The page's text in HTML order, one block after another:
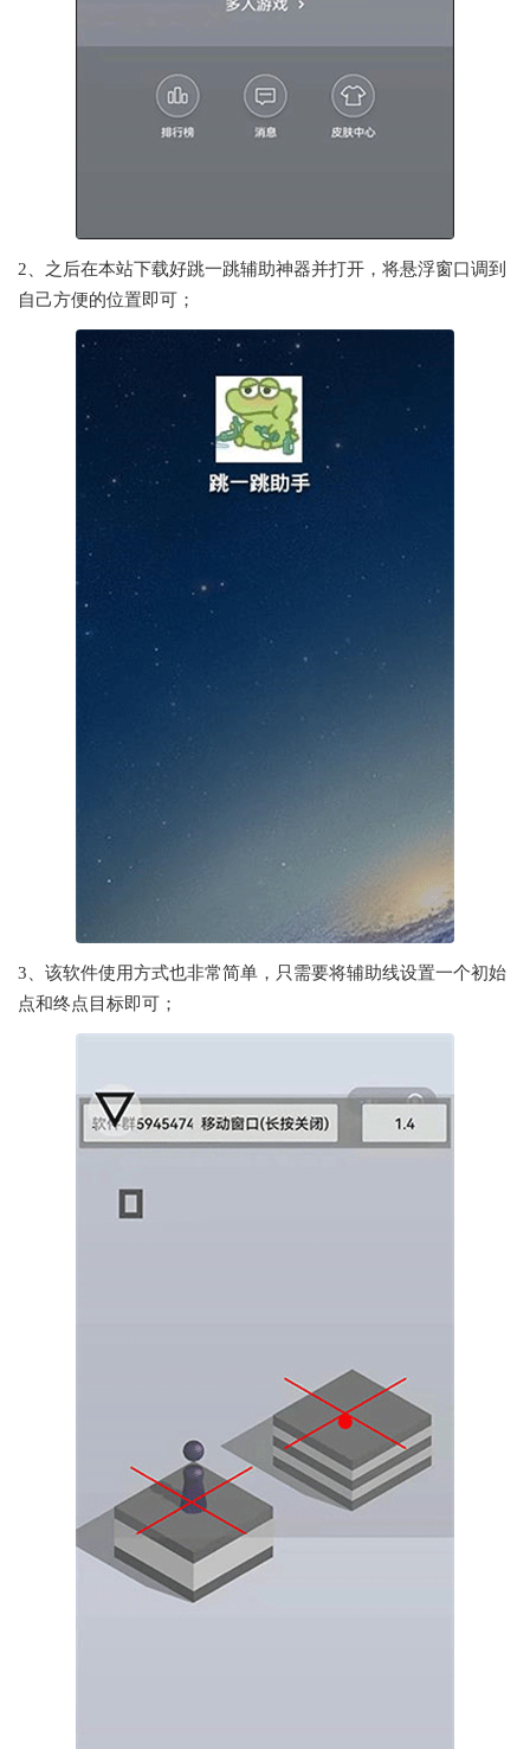
2、之后在本站下载好跳一跳辅助神器并打开，将悬浮窗口调到
自己方便的位置即可；
3、该软件使用方式也非常简单，只需要将辅助线设置一个初始
点和终点目标即可；